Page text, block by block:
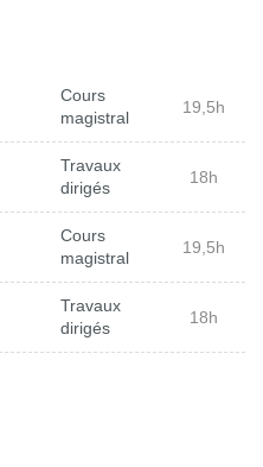
Cours
magistral
19,5h
Travaux
dirigés
18h
Cours
magistral
19,5h
Travaux
dirigés
18h